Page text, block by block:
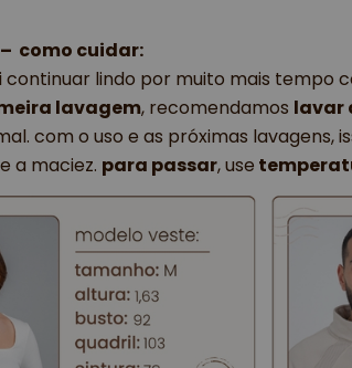
como cuidar:
lindo por muito mais tempo
lavagem, recomendamos lavar
com o uso e as próximas lavagens,
a maciez. para passar, use